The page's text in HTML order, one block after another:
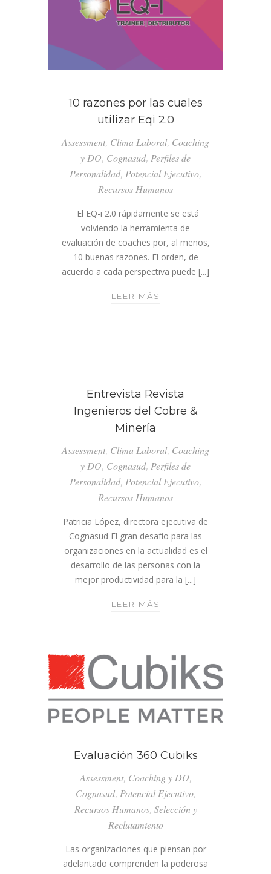
10 razones por las cuales
utilizar Eqi 2.0
Assessment, Clima Laboral, Coaching
y DO, Cognasud, Perfiles de
Personalidad, Potencial Ejecutivo,
Recursos Humanos
El EQ-i 2.0 rápidamente se está
volviendo la herramienta de
evaluación de coaches por, al menos,
10 buenas razones. El orden, de
acuerdo a cada perspectiva puede [...]
LEER MÁS
Entrevista Revista
Ingenieros del Cobre &
Minería
Assessment, Clima Laboral, Coaching
y DO, Cognasud, Perfiles de
Personalidad, Potencial Ejecutivo,
Recursos Humanos
Patricia López, directora ejecutiva de
Cognasud El gran desafío para las
organizaciones en la actualidad es el
desarrollo de las personas con la
mejor productividad para la [...]
LEER MÁS
COBRE
&
Evaluación 360 Cubiks
Assessment, Coaching y DO,
Cognasud, Potencial Ejecutivo,
Recursos Humanos, Selección y
Reclutamiento
Las organizaciones que piensan por
adelantado comprenden la poderosa